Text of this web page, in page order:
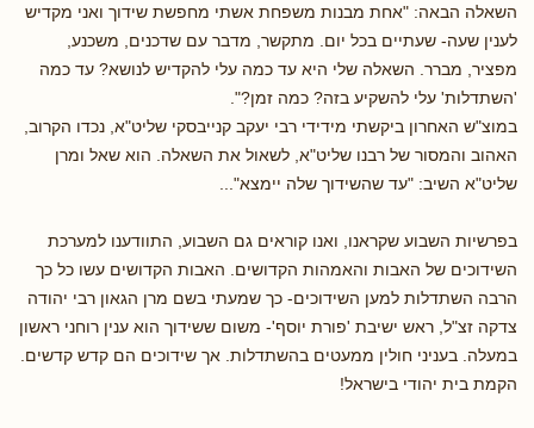
השאלה הבאה: "אחת מבנות משפחת אשתי מחפשת שידוך ואני מקדיש
לענין שעה- שעתיים בכל יום. מתקשר, מדבר עם שדכנים, משכנע,
מפציר, מברר. השאלה שלי היא עד כמה עלי להקדיש לנושא? עד כמה
'השתדלות' עלי להשקיע בזה? כמה זמן?".
במוצ"ש האחרון ביקשתי מידידי רבי יעקב קנייבסקי שליט"א, נכדו הקרוב,
האהוב והמסור של רבנו שליט"א, לשאול את השאלה. הוא שאל ומרן
שליט"א השיב: "עד שהשידוך שלה יימצא"...
בפרשיות השבוע שקראנו, ואנו קוראים גם השבוע, התוודענו למערכת
השידוכים של האבות והאמהות הקדושים. האבות הקדושים עשו כל כך
הרבה השתדלות למען השידוכים- כך שמעתי בשם מרן הגאון רבי יהודה
צדקה זצ"ל, ראש ישיבת 'פורת יוסף'- משום ששידוך הוא ענין רוחני ראשון
במעלה. בעניני חולין ממעטים בהשתדלות. אך שידוכים הם קדש קדשים.
הקמת בית יהודי בישראל!